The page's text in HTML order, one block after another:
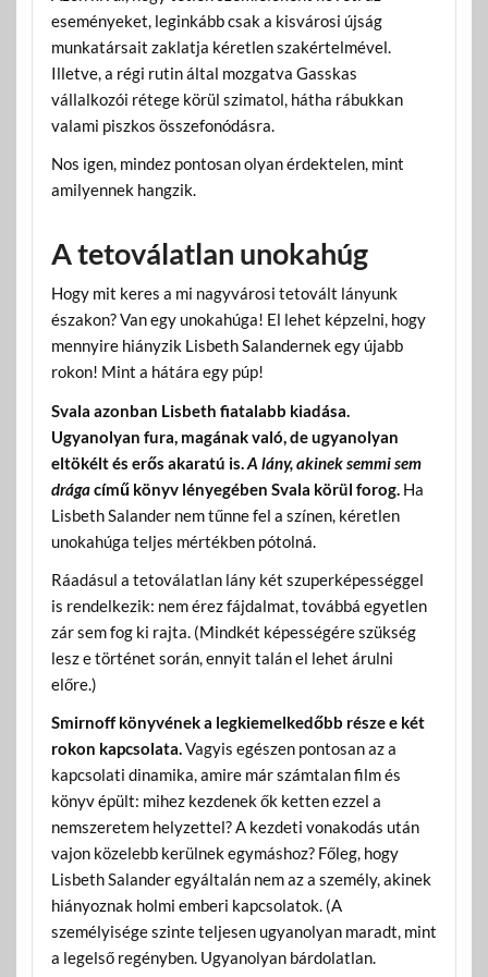
eseményeket, leginkább csak a kisvárosi újság
munkatársait zaklatja kéretlen szakértelmével.
Illetve, a régi rutin által mozgatva Gasskas
vállalkozói rétege körül szimatol, hátha rábukkan
valami piszkos összefonódásra.
Nos igen, mindez pontosan olyan érdektelen, mint
amilyennek hangzik.
A tetoválatlan unokahúg
Hogy mit keres a mi nagyvárosi tetovált lányunk
északon? Van egy unokahúga! El lehet képzelni, hogy
mennyire hiányzik Lisbeth Salandernek egy újabb
rokon! Mint a hátára egy púp!
Svala azonban Lisbeth fiatalabb kiadása.
Ugyanolyan fura, magának való, de ugyanolyan
eltökélt és erős akaratú is. A lány, akinek semmi sem
drágacímű könyv lényegében Svala körül forog. Ha
Lisbeth Salander nem tűnne fel a színen, kéretlen
unokahúga teljes mértékben pótolná.
Ráadásul a tetoválatlan lány két szuperképességgel
is rendelkezik: nem érez fájdalmat, továbbá egyetlen
zár sem fog ki rajta. (Mindkét képességére szükség
lesz e történet során, ennyit talán el lehet árulni
előre.)
Smirnoff könyvének a legkiemelkedőbb része e két
rokon kapcsolata.Vagyis egészen pontosan az a
kapcsolati dinamika, amire már számtalan film és
könyv épült: mihez kezdenek ők ketten ezzel a
nemszeretem helyzettel? A kezdeti vonakodás után
vajon közelebb kerülnek egymáshoz? Főleg, hogy
Lisbeth Salander egyáltalán nem az a személy, akinek
hiányoznak holmi emberi kapcsolatok. (A
személyisége szinte teljesen ugyanolyan maradt, mint
a legelső regényben. Ugyanolyan bárdolatlan.